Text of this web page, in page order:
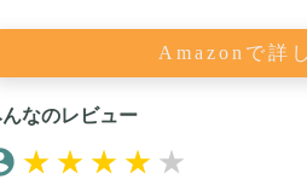
Amazonで詳
なのレビュー
★ ★ ★ ★ ★